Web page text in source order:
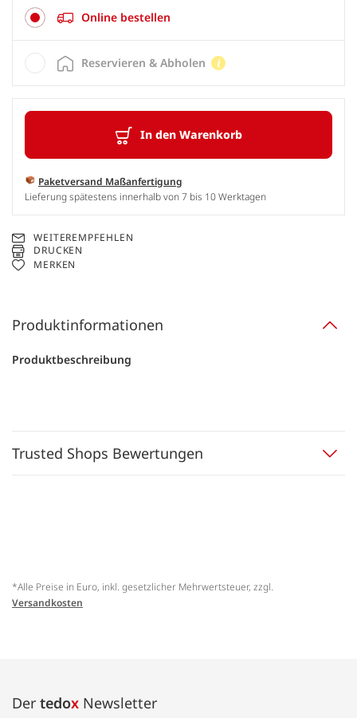
Online bestellen
In den Warenkorb
Paketversand Maßanfertigung
Lieferung spätestens innerhalb von 7 bis 10 Werktagen
Reservieren & Abholen
WEITEREMPFEHLEN
DRUCKEN
MERKEN
Produktinformationen
Produktbeschreibung
Trusted Shops Bewertungen
*Alle Preise in Euro, inkl. gesetzlicher Mehrwertsteuer, zzgl.
Versandkosten
Der tedox Newsletter